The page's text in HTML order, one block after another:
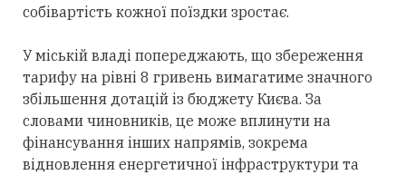
собівартість кожної поїздки зростає.
У міській владі попереджають, що збереження
тарифу на рівні 8 гривень вимагатиме значного
збільшення дотацій із бюджету Києва. За
словами чиновників, це може вплинути на
фінансування інших напрямів, зокрема
відновлення енергетичної інфраструктури та